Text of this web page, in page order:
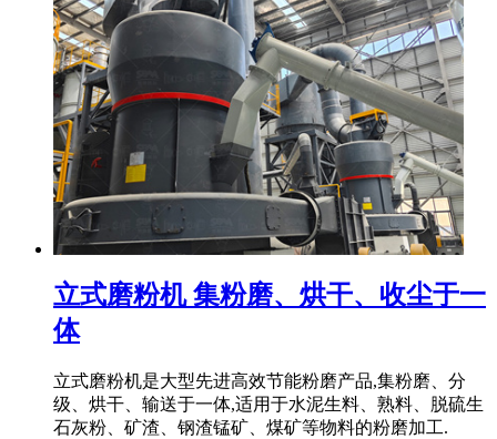
立式磨粉机 集粉磨、烘干、收尘于一
体
立式磨粉机是大型先进高效节能粉磨产品,集粉磨、分
级、烘干、输送于一体,适用于水泥生料、熟料、脱硫生
石灰粉、矿渣、钢渣锰矿、煤矿等物料的粉磨加工.